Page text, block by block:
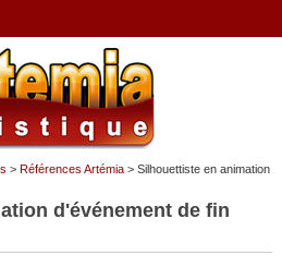
> Références Artémia> Silhouettiste en animation
d'événement de fin